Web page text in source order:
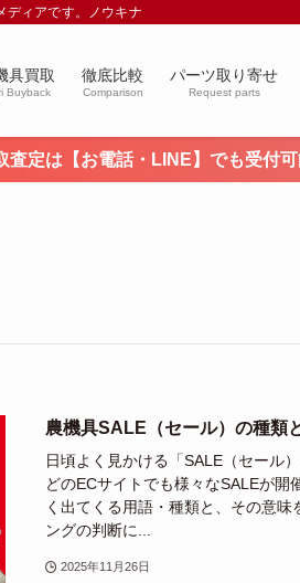
ィアです。ノウキナビブログを通じて農業や
具買取
Buyback
徹底比較
Comparison
パーツ取り寄せ
Request parts
査定は【お電話・LINE】でも受付
農機具SALE（セール）の種類
日頃よく見かける「SALE（セール
どのECサイトでも様々なSALEが開
く出てくる用語・種類と、その意
ングの判断に...
2025年11月26日